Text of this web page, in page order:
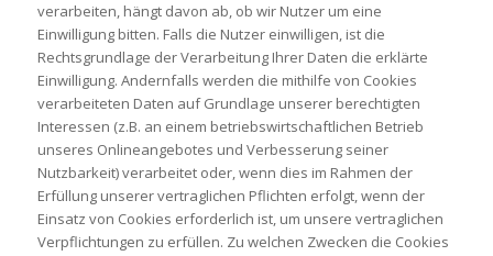
verarbeiten, hängt davon ab, ob wir Nutzer um eine
Einwilligung bitten. Falls die Nutzer einwilligen, ist die
Rechtsgrundlage der Verarbeitung Ihrer Daten die erklärte
Einwilligung. Andernfalls werden die mithilfe von Cookies
verarbeiteten Daten auf Grundlage unserer berechtigten
Interessen (z.B. an einem betriebswirtschaftlichen Betrieb
unseres Onlineangebotes und Verbesserung seiner
Nutzbarkeit) verarbeitet oder, wenn dies im Rahmen der
Erfüllung unserer vertraglichen Pflichten erfolgt, wenn der
Einsatz von Cookies erforderlich ist, um unsere vertraglichen
Verpflichtungen zu erfüllen. Zu welchen Zwecken die Cookies